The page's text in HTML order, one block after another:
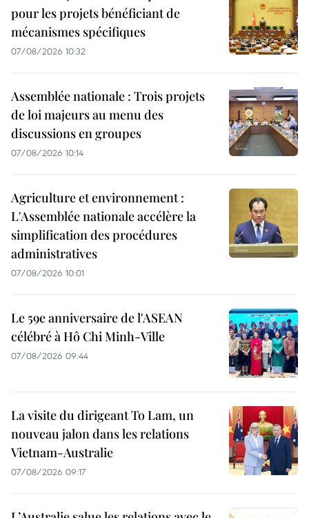
pour les projets bénéficiant de
mécanismes spécifiques
07/08/2026 10:32
Assemblée nationale : Trois projets
de loi majeurs au menu des
discussions en groupes
07/08/2026 10:14
Agriculture et environnement :
L'Assemblée nationale accélère la
simplification des procédures
administratives
07/08/2026 10:01
Le 59e anniversaire de l'ASEAN
célébré à Hô Chi Minh-Ville
07/08/2026 09:44
La visite du dirigeant To Lam, un
nouveau jalon dans les relations
Vietnam-Australie
07/08/2026 09:17